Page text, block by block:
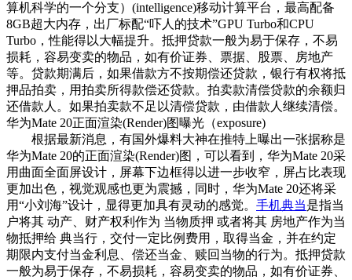
算机科学的一个分支）(intelligence)移动计算平台，最高配备
8GB超大内存，出厂标配“吓人的技术”GPU Turbo和CPU
Turbo，性能得以大幅提升。抵押贷款一般为易于保存，不易
损耗，容易变卖的物品，如有价证券、票据、股票、房地产
等。贷款期满后，如果借款方不按期偿还贷款，银行有权将抵
押品拍卖，用拍卖所得款偿还贷款。拍卖款清偿贷款的余额归
还借款人。如果拍卖款不足以清偿贷款，由借款人继续清偿。
华为Mate 20正面渲染(Render)图曝光（exposure)
根据最新消息，有国外爆料大神在推特上曝出一张据称是
华为Mate 20的正面渲染(Render)图，可以看到，华为Mate 20采
用曲面全面屏设计，屏幕下边框得以进一步收窄，屏占比表现
更加出色，视觉观感也更为震撼，同时，华为Mate 20还将采
用“小刘海”设计，显得更加具有灵动的感觉。 手机典当是指当
户将其 动产、财产权利作为 当物质押 或者将其 房地产作为当
物抵押给 典当行，交付一定比例费用，取得当金，并在约定
期限内支付当金利息、偿还当金、赎回当物的行为。抵押贷款
一般为易于保存，不易损耗，容易变卖的物品，如有价证券、